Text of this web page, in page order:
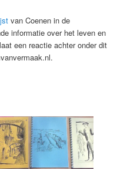
van Coenen in de
informatie over het leven en
een reactie achter onder dit